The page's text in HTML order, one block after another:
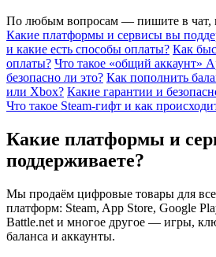
По любым вопросам — пишите в чат,
Какие платформы и сервисы вы
и какие есть способы оплаты? Как
оплаты? Что такое «общий аккаунт»
безопасно ли это? Как пополнить
или Xbox? Какие гарантии и
Что такое Steam-гифт и как
Какие платформы и
поддерживаете?
Мы продаём цифровые товары для
платформ: Steam, App Store, Google
Battle.net и многое другое — игры,
баланса и аккаунты.